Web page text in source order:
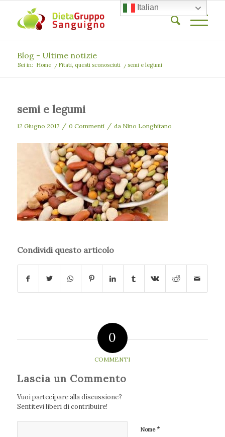
Blog - Ultime notizie
Sei in: Home / Fitati, questi sconosciuti / semi e legumi
semi e legumi
12 Giugno 2017 / 0 Commenti / da Nino Longhitano
Condividi questo articolo
0
COMMENTI
Lascia un Commento
Vuoi partecipare alla discussione?
Sentitevi liberi di contribuire!
Nome*
Italian